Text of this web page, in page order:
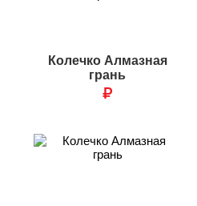
Колечко Алмазная
грань
₽